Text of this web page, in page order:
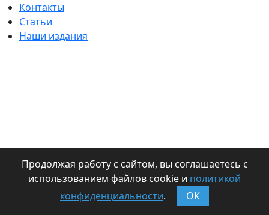
Контакты
Статьи
Наши издания
Продолжая работу с сайтом, вы соглашаетесь с
использованием файлов cookie и политикой
конфиденциальности. ОК